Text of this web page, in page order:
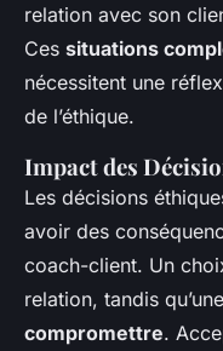
relation avec son
Ces situations
nécessitent une
de l’éthique.
Impact des
Les décisions
avoir des
coach-client. Un
relation, tandis
compromettre.